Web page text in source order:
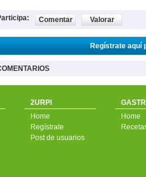
Comentar Valorar
Regístrate aquí
2URPI
Home
Regístrate
Post de usuarios
Home